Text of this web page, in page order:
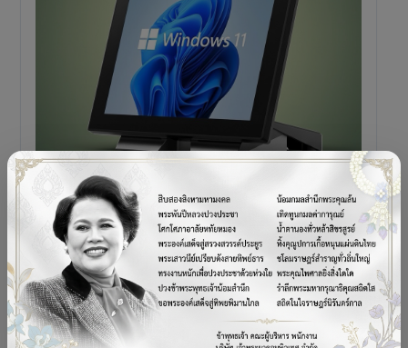
POS TERMINAL
SENOR V+5s
เครื่อง POS All-in-One Touch Screen ดีไซน์พรีเมียม